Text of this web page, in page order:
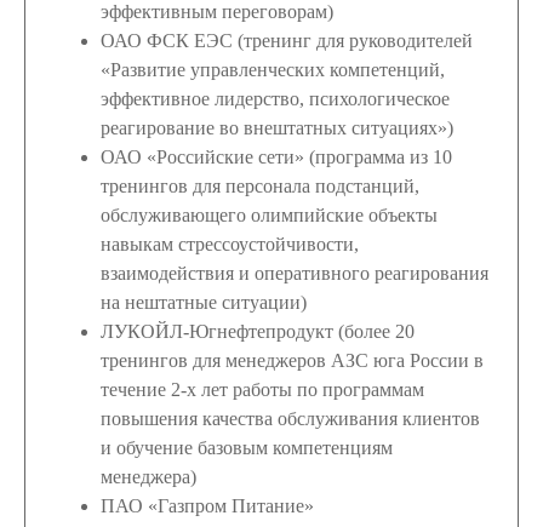
эффективным переговорам)
ОАО ФСК ЕЭС (тренинг для руководителей
«Развитие управленческих компетенций,
эффективное лидерство, психологическое
реагирование во внештатных ситуациях»)
ОАО «Российские сети» (программа из 10
тренингов для персонала подстанций,
обслуживающего олимпийские объекты
навыкам стрессоустойчивости,
взаимодействия и оперативного реагирования
на нештатные ситуации)
ЛУКОЙЛ-Югнефтепродукт (более 20
тренингов для менеджеров АЗС юга России в
течение 2-х лет работы по программам
повышения качества обслуживания клиентов
и обучение базовым компетенциям
менеджера)
ПАО «Газпром Питание»